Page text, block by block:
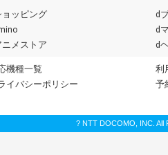
ョッピング d
d
ニメストア d
機種一覧 利
イバシーポリシー 予
? NTT DOCOMO, INC. All